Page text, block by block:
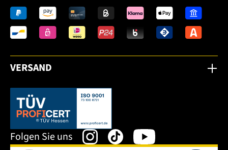
VERSAND
Dieser Link öffnet sich in einem neuen Tab.
Folgen Sie uns